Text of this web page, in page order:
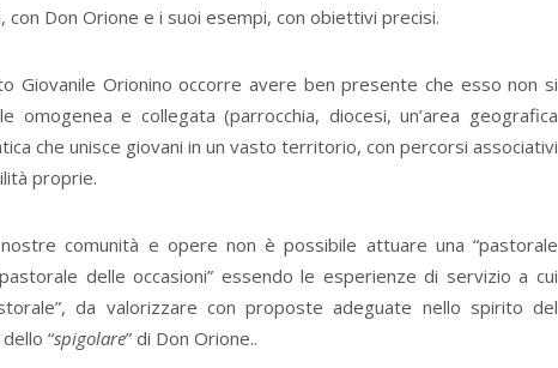
con Don Orione e i suoi esempi, con obiettivi precisi.
Giovanile Orionino occorre avere ben presente che esso non si
omogenea e collegata (parrocchia, diocesi, un’area geografica
che unisce giovani in un vasto territorio, con percorsi associativi
proprie.
comunità e opere non è possibile attuare una “pastorale
delle occasioni” essendo le esperienze di servizio a cui
da valorizzare con proposte adeguate nello spirito del
“spigolare” di Don Orione..